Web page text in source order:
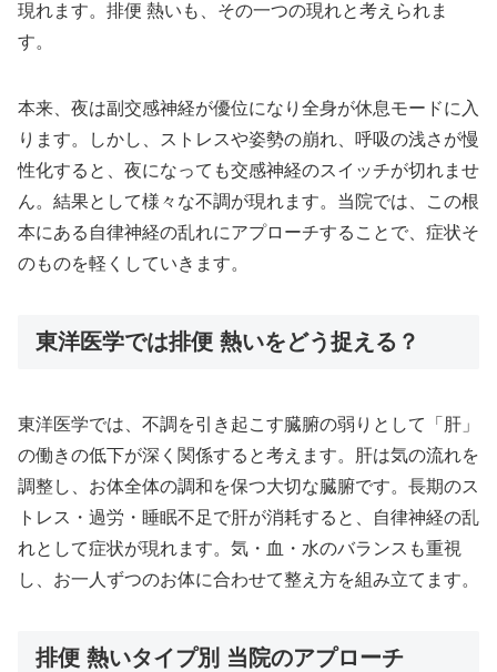
現れます。排便 熱いも、その一つの現れと考えられま
す。
本来、夜は副交感神経が優位になり全身が休息モードに入
ります。しかし、ストレスや姿勢の崩れ、呼吸の浅さが慢
性化すると、夜になっても交感神経のスイッチが切れませ
ん。結果として様々な不調が現れます。当院では、この根
本にある自律神経の乱れにアプローチすることで、症状そ
のものを軽くしていきます。
東洋医学では排便 熱いをどう捉える？
東洋医学では、不調を引き起こす臓腑の弱りとして「肝」
の働きの低下が深く関係すると考えます。肝は気の流れを
調整し、お体全体の調和を保つ大切な臓腑です。長期のス
トレス・過労・睡眠不足で肝が消耗すると、自律神経の乱
れとして症状が現れます。気・血・水のバランスも重視
し、お一人ずつのお体に合わせて整え方を組み立てます。
排便 熱いタイプ別 当院のアプローチ